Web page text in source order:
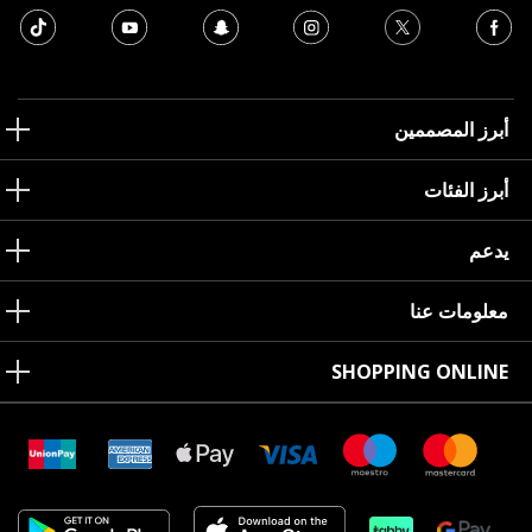
أبرز المصممين
أبرز الفئات
يدعم
معلومات عنا
SHOPPING ONLINE